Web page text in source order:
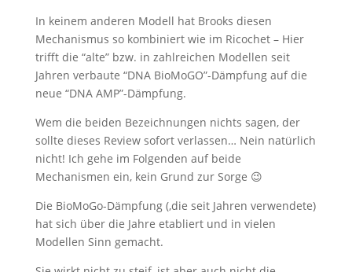
In keinem anderen Modell hat Brooks diesen
Mechanismus so kombiniert wie im Ricochet – Hier
trifft die “alte” bzw. in zahlreichen Modellen seit
Jahren verbaute “DNA BioMoGO”-Dämpfung auf die
neue “DNA AMP”-Dämpfung.
Wem die beiden Bezeichnungen nichts sagen, der
sollte dieses Review sofort verlassen… Nein natürlich
nicht! Ich gehe im Folgenden auf beide
Mechanismen ein, kein Grund zur Sorge 😉
Die BioMoGo-Dämpfung (,die seit Jahren verwendete)
hat sich über die Jahre etabliert und in vielen
Modellen Sinn gemacht.